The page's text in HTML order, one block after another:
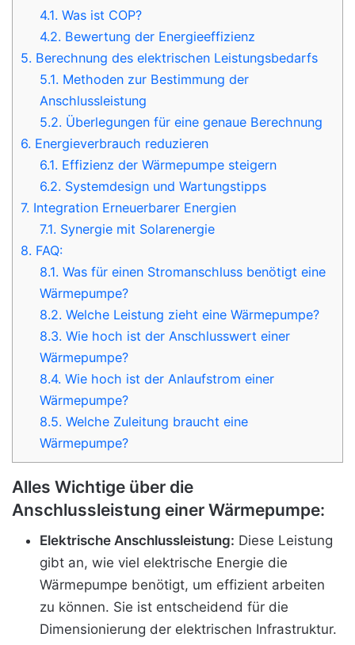
4.1. Was ist COP?
4.2. Bewertung der Energieeffizienz
5. Berechnung des elektrischen Leistungsbedarfs
5.1. Methoden zur Bestimmung der
Anschlussleistung
5.2. Überlegungen für eine genaue Berechnung
6. Energieverbrauch reduzieren
6.1. Effizienz der Wärmepumpe steigern
6.2. Systemdesign und Wartungstipps
7. Integration Erneuerbarer Energien
7.1. Synergie mit Solarenergie
8. FAQ:
8.1. Was für einen Stromanschluss benötigt eine
Wärmepumpe?
8.2. Welche Leistung zieht eine Wärmepumpe?
8.3. Wie hoch ist der Anschlusswert einer
Wärmepumpe?
8.4. Wie hoch ist der Anlaufstrom einer
Wärmepumpe?
8.5. Welche Zuleitung braucht eine
Wärmepumpe?
Alles Wichtige über die
Anschlussleistung einer Wärmepumpe:
Elektrische Anschlussleistung: Diese Leistung
gibt an, wie viel elektrische Energie die
Wärmepumpe benötigt, um effizient arbeiten
zu können. Sie ist entscheidend für die
Dimensionierung der elektrischen Infrastruktur.